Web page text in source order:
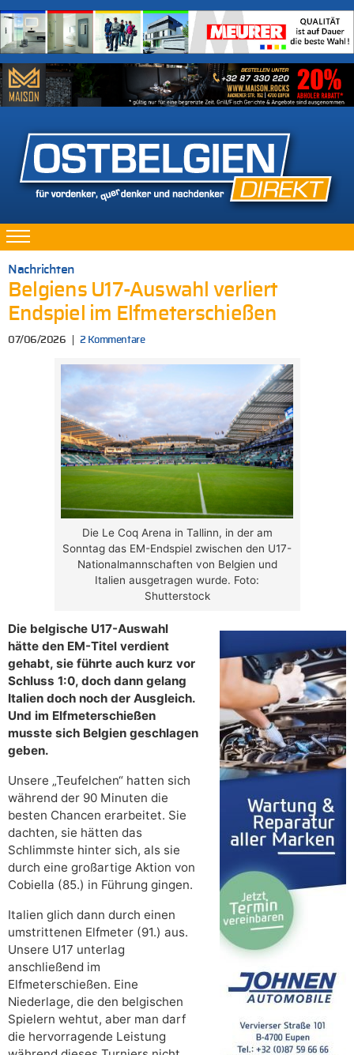
Nachrichten
Belgiens U17-Auswahl verliert
Endspiel im Elfmeterschießen
07/06/2026 2 Kommentare
Die Le Coq Arena in Tallinn, in der am
Sonntag das EM-Endspiel zwischen den U17-
Nationalmannschaften von Belgien und
Italien ausgetragen wurde. Foto:
Shutterstock
Die belgische U17-Auswahl
hätte den EM-Titel verdient
gehabt, sie führte auch kurz vor
Schluss 1:0, doch dann gelang
Italien doch noch der Ausgleich.
Und im Elfmeterschießen
musste sich Belgien geschlagen
geben.
Unsere „Teufelchen“ hatten sich
während der 90 Minuten die
besten Chancen erarbeitet. Sie
dachten, sie hätten das
Schlimmste hinter sich, als sie
durch eine großartige Aktion von
Cobiella (85.) in Führung gingen.
Italien glich dann durch einen
umstrittenen Elfmeter (91.) aus.
Unsere U17 unterlag
anschließend im
Elfmeterschießen. Eine
Niederlage, die den belgischen
Spielern wehtut, aber man darf
die hervorragende Leistung